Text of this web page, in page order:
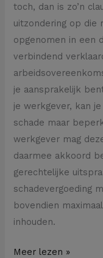
toch, dan is zo’n
uitzondering op die
opgenomen in een
verbindend
je aansprakelijk
je werkgever, kan
schade maar
werkgever mag
daarmee akkoord
gerechtelijke
schadevergoeding
bovendien
inhouden.
Meer lezen »